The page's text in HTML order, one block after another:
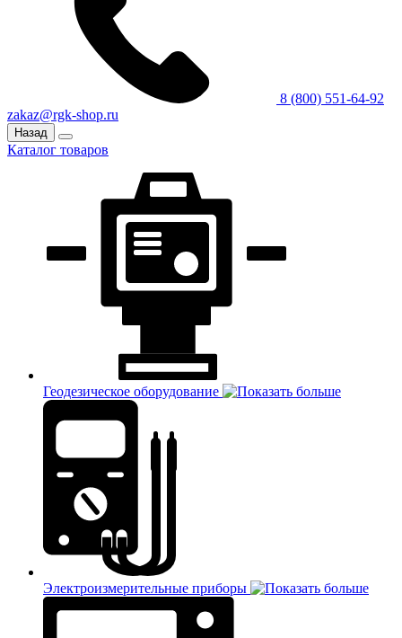
8 (800) 551-64-92
zakaz@rgk-shop.ru
Назад
Каталог товаров
Геодезическое оборудование
Электроизмерительные приборы